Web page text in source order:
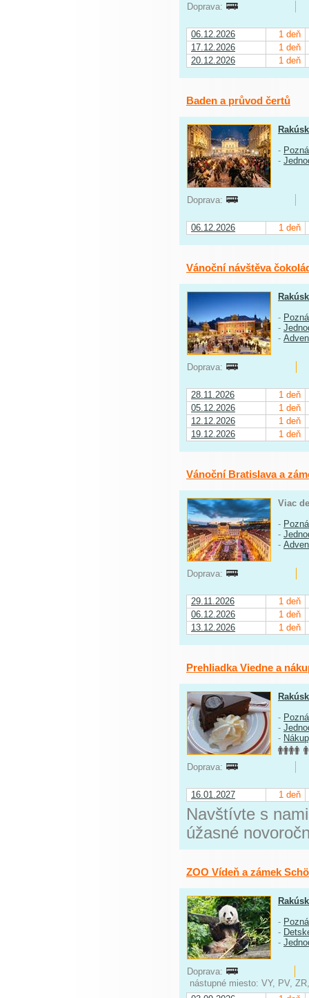
Doprava:
06.12.2026
1 deň
17.12.2026
1 deň
20.12.2026
1 deň
Baden a průvod čertů
-
-
Doprava:
06.12.2026 1 deň
Vánoční návštěva
-
-
-
Doprava:
28.11.2026
1 deň
05.12.2026
1 deň
12.12.2026
1 deň
19.12.2026
1 deň
Vánoční Bratislava a
Viac
-
-
-
Doprava:
29.11.2026
1 deň
06.12.2026
1 deň
13.12.2026
1 deň
Prehliadka Viedne a
-
-
-
Doprava:
16.01.2027 1 deň
Navštívte s
úžasné
ZOO Vídeň a zámek
-
-
-
Doprava:
nástupné miesto: VY, PV,